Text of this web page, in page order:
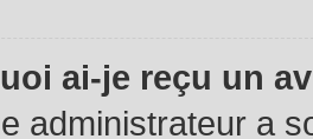
ai-je reçu un
administrateur a